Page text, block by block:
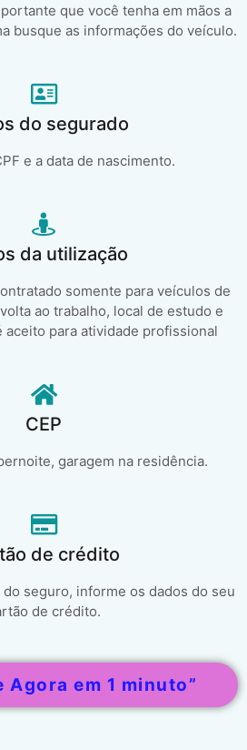
que você tenha em mãos a
busque as informações do veículo.
do segurado
e a data de nascimento.
da utilização
somente para veículos de
ao trabalho, local de estudo e
aceito para atividade profissional
CEP
garagem na residência.
de crédito
seguro, informe os dados do seu
de crédito.
Agora em 1 minuto”